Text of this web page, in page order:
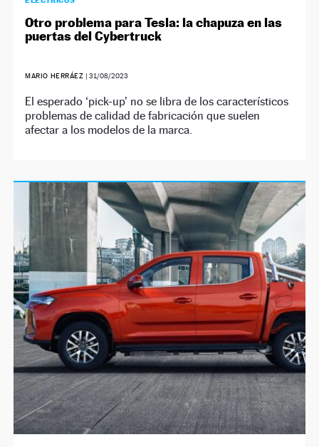
Otro problema para Tesla: la chapuza en las
puertas del Cybertruck
MARIO HERRÁEZ | 31/08/2023
El esperado ‘pick-up’ no se libra de los característicos
problemas de calidad de fabricación que suelen
afectar a los modelos de la marca.